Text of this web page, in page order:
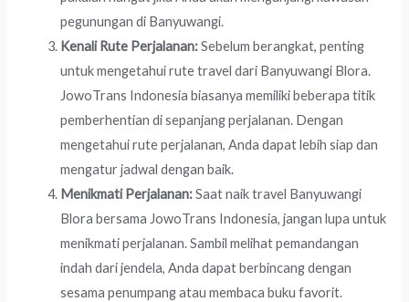
pegunungan di Banyuwangi.
Kenali Rute Perjalanan:Sebelum berangkat, penting
untuk mengetahui rute travel dari Banyuwangi Blora.
JowoTrans Indonesia biasanya memiliki beberapa titik
pemberhentian di sepanjang perjalanan. Dengan
mengetahui rute perjalanan, Anda dapat lebih siap dan
mengatur jadwal dengan baik.
Menikmati Perjalanan:Saat naik travel Banyuwangi
Blora bersama JowoTrans Indonesia, jangan lupa untuk
menikmati perjalanan. Sambil melihat pemandangan
indah dari jendela, Anda dapat berbincang dengan
sesama penumpang atau membaca buku favorit.